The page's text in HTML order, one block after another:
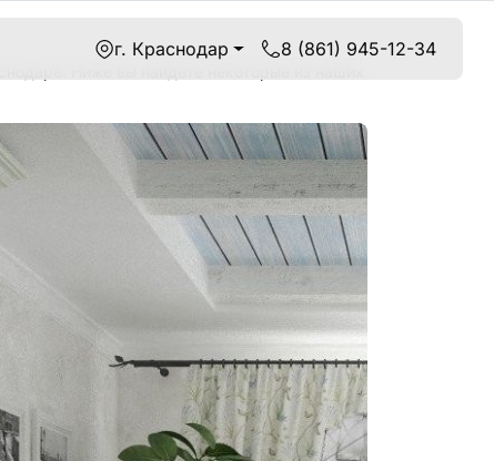
г. Краснодар 8 (861) 945-12-34